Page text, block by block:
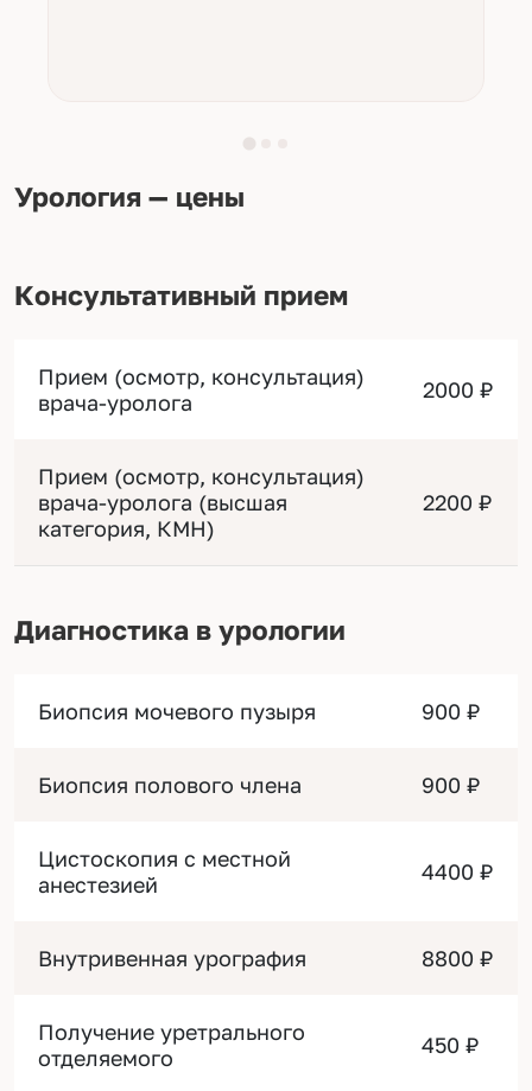
Урология — цены
Консультативный прием
Прием (осмотр, консультация)
врача-уролога
2000 ₽
Прием (осмотр, консультация)
врача-уролога (высшая
категория, КМН)
2200 ₽
Диагностика в урологии
Биопсия мочевого пузыря 900 ₽
Биопсия полового члена 900 ₽
Цистоскопия с местной
анестезией
4400 ₽
Внутривенная урография 8800 ₽
Получение уретрального
отделяемого
450 ₽